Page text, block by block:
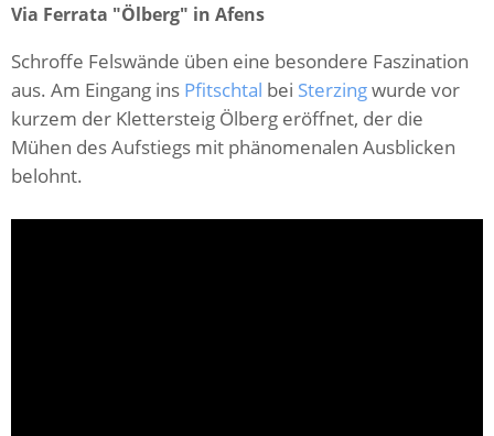
Via Ferrata "Ölberg" in Afens
Schroffe Felswände üben eine besondere Faszination
aus. Am Eingang ins Pfitschtal bei Sterzingwurde vor
kurzem der Klettersteig Ölberg eröffnet, der die
Mühen des Aufstiegs mit phänomenalen Ausblicken
belohnt.